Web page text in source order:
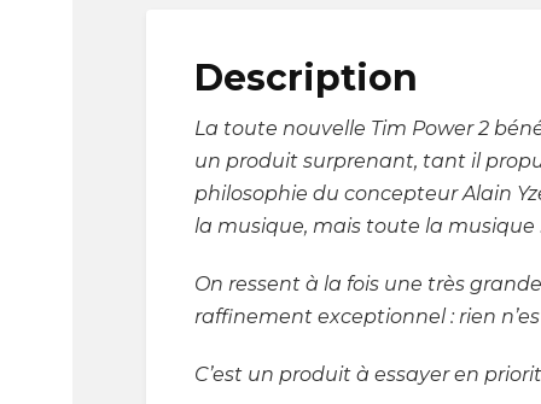
Description
La toute nouvelle Tim Power 2
un produit surprenant, tant il
philosophie du concepteur Alain
la musique, mais toute la musique
On ressent à la fois une très
raffinement exceptionnel : rien
C’est un produit à essayer en